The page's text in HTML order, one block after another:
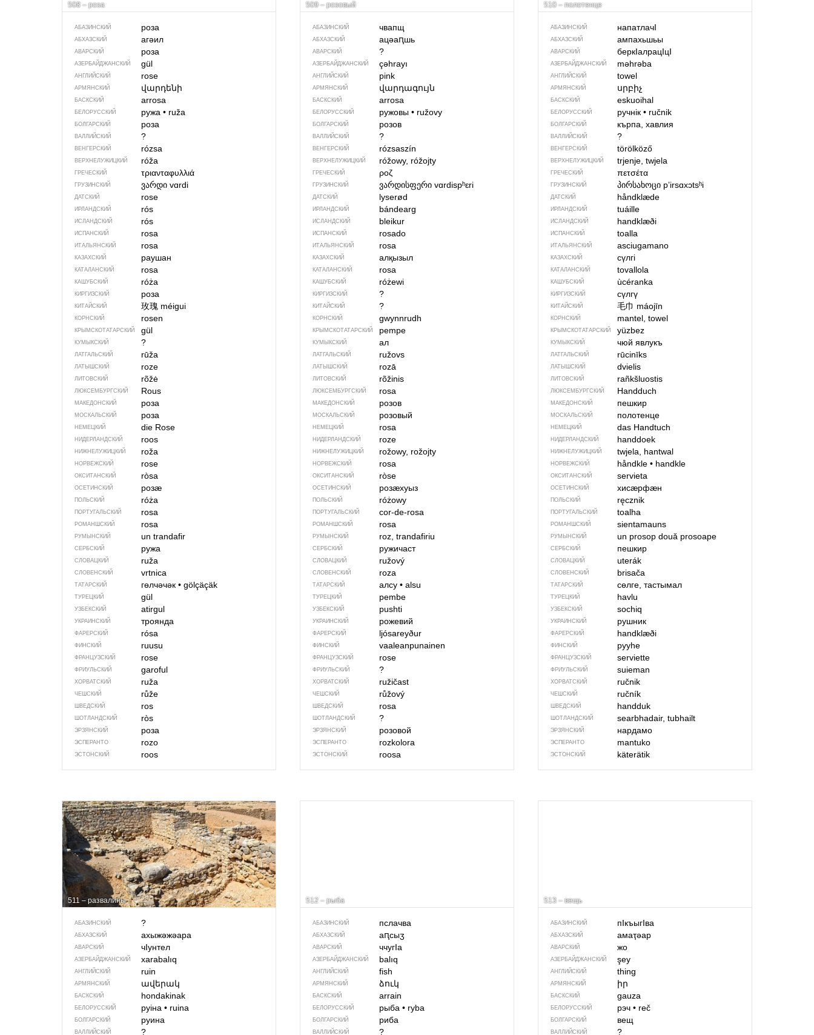
508 – роза
АБАЗИНСКИЙ роза
АБХАЗСКИЙ агәил
АВАРСКИЙ роза
АЗЕРБАЙДЖАН­СКИЙ gül
АНГЛИЙСКИЙ rose
АРМЯНСКИЙ վարդենի
БАСКСКИЙ arrosa
БЕЛОРУССКИЙ ружа •ruža
БОЛГАРСКИЙ роза
ВАЛЛИЙСКИЙ ?
ВЕНГЕРСКИЙ rózsa
ВЕРХНЕЛУЖИЦКИЙ róža
ГРЕЧЕСКИЙ τριανταφυλλιά
ГРУЗИНСКИЙ ვარდი vɑrdi
ДАТСКИЙ rose
ИРЛАНДСКИЙ rós
ИСЛАНДСКИЙ rós
ИСПАНСКИЙ rosa
ИТАЛЬЯНСКИЙ rosa
КАЗАХСКИЙ раушан
КАТАЛАНСКИЙ rosa
КАШУБСКИЙ róża
КИРГИЗСКИЙ роза
КИТАЙСКИЙ 玫瑰 méigui
КОРНСКИЙ rosen
КРЫМСКО­ТАТАРСКИЙ gül
КУМЫКСКИЙ ?
ЛАТГАЛЬСКИЙ rūža
ЛАТЫШСКИЙ roze
ЛИТОВСКИЙ rõžė
ЛЮКСЕМБУРГСКИЙ Rous
МАКЕДОНСКИЙ роза
МОСКАЛЬСКИЙ роза
НЕМЕЦКИЙ die Rose
НИДЕРЛАНДСКИЙ roos
НИЖНЕЛУЖИЦКИЙ roža
НОРВЕЖСКИЙ rose
ОКСИТАНСКИЙ ròsa
ОСЕТИНСКИЙ розӕ
ПОЛЬСКИЙ róża
ПОРТУГАЛЬСКИЙ rosa
РОМАНШСКИЙ rosa
РУМЫНСКИЙ un trandafir
СЕРБСКИЙ ружа
СЛОВАЦКИЙ ruža
СЛОВЕНСКИЙ vrtnica
ТАТАРСКИЙ гөлчәчәк •gölçäçäk
ТУРЕЦКИЙ gül
УЗБЕКСКИЙ atirgul
УКРАИНСКИЙ троянда
ФАРЕРСКИЙ rósa
ФИНСКИЙ ruusu
ФРАНЦУЗСКИЙ rose
ФРИУЛЬСКИЙ garoful
ХОРВАТСКИЙ ruža
ЧЕШСКИЙ růže
ШВЕДСКИЙ ros
ШОТЛАНДСКИЙ ròs
ЭРЗЯНСКИЙ роза
ЭСПЕРАНТО rozo
ЭСТОНСКИЙ roos
509 – розовый
АБАЗИНСКИЙ чвапщ
АБХАЗСКИЙ ацәаԥшь
АВАРСКИЙ ?
АЗЕРБАЙДЖАН­СКИЙ çəhrayı
АНГЛИЙСКИЙ pink
АРМЯНСКИЙ վարդագույն
БАСКСКИЙ arrosa
БЕЛОРУССКИЙ ружовы • ružovy
БОЛГАРСКИЙ розов
ВАЛЛИЙСКИЙ ?
ВЕНГЕРСКИЙ rózsaszín
ВЕРХНЕЛУЖИЦКИЙ róžowy, róžojty
ГРЕЧЕСКИЙ ροζ
ГРУЗИНСКИЙ ვარდისფერი vɑrdispʰɛri
ДАТСКИЙ lyserød
ИРЛАНДСКИЙ bándearg
ИСЛАНДСКИЙ bleikur
ИСПАНСКИЙ rosado
ИТАЛЬЯНСКИЙ rosa
КАЗАХСКИЙ алқызыл
КАТАЛАНСКИЙ rosa
КАШУБСКИЙ różewi
КИРГИЗСКИЙ ?
КИТАЙСКИЙ ?
КОРНСКИЙ gwynnrudh
КРЫМСКО­ТАТАРСКИЙ pempe
КУМЫКСКИЙ ал
ЛАТГАЛЬСКИЙ ružovs
ЛАТЫШСКИЙ rozā
ЛИТОВСКИЙ rõžinis
ЛЮКСЕМБУРГСКИЙ rosa
МАКЕДОНСКИЙ розов
МОСКАЛЬСКИЙ розовый
НЕМЕЦКИЙ rosa
НИДЕРЛАНДСКИЙ roze
НИЖНЕЛУЖИЦКИЙ rožowy, rožojty
НОРВЕЖСКИЙ rosa
ОКСИТАНСКИЙ ròse
ОСЕТИНСКИЙ розӕхуыз
ПОЛЬСКИЙ różowy
ПОРТУГАЛЬСКИЙ cor-de-rosa
РОМАНШСКИЙ rosa
РУМЫНСКИЙ roz, trandafiriu
СЕРБСКИЙ ружичаст
СЛОВАЦКИЙ ružový
СЛОВЕНСКИЙ roza
ТАТАРСКИЙ алсу • alsu
ТУРЕЦКИЙ pembe
УЗБЕКСКИЙ pushti
УКРАИНСКИЙ рожевий
ФАРЕРСКИЙ ljósareyður
ФИНСКИЙ vaaleanpunainen
ФРАНЦУЗСКИЙ rose
ФРИУЛЬСКИЙ ?
ХОРВАТСКИЙ ružičast
ЧЕШСКИЙ růžový
ШВЕДСКИЙ rosa
ШОТЛАНДСКИЙ ?
ЭРЗЯНСКИЙ розовой
ЭСПЕРАНТО rozkolora
ЭСТОНСКИЙ roosa
510 – полотенце
АБАЗИНСКИЙ напатлачI
АБХАЗСКИЙ ампахьшьы
АВАРСКИЙ беркIалрацIцI
АЗЕРБАЙДЖАН­СКИЙ məhrəba
АНГЛИЙСКИЙ towel
АРМЯНСКИЙ սրբիչ
БАСКСКИЙ eskuoihal
БЕЛОРУССКИЙ ручнік• ručnik
БОЛГАРСКИЙ кърпа, хавлия
ВАЛЛИЙСКИЙ ?
ВЕНГЕРСКИЙ törölköző
ВЕРХНЕЛУЖИЦКИЙ trjenje, twjela
ГРЕЧЕСКИЙ πετσέτα
ГРУЗИНСКИЙ პირსახოცი pʼirsɑxɔtsʰi
ДАТСКИЙ håndklæde
ИРЛАНДСКИЙ tuáille
ИСЛАНДСКИЙ handklæði
ИСПАНСКИЙ toalla
ИТАЛЬЯНСКИЙ asciugamano
КАЗАХСКИЙ сүлгі
КАТАЛАНСКИЙ tovallola
КАШУБСКИЙ ùcéranka
КИРГИЗСКИЙ сүлгү
КИТАЙСКИЙ 毛巾 máojīn
КОРНСКИЙ mantel, towel
КРЫМСКО­ТАТАРСКИЙ yüzbez
КУМЫКСКИЙ чюй явлукъ
ЛАТГАЛЬСКИЙ rūcinīks
ЛАТЫШСКИЙ dvielis
ЛИТОВСКИЙ rañkšluostis
ЛЮКСЕМБУРГСКИЙ Handduch
МАКЕДОНСКИЙ пешкир
МОСКАЛЬСКИЙ полотенце
НЕМЕЦКИЙ das Handtuch
НИДЕРЛАНДСКИЙ handdoek
НИЖНЕЛУЖИЦКИЙ twjela, hantwal
НОРВЕЖСКИЙ håndkle• handkle
ОКСИТАНСКИЙ servieta
ОСЕТИНСКИЙ хисӕрфӕн
ПОЛЬСКИЙ ręcznik
ПОРТУГАЛЬСКИЙ toalha
РОМАНШСКИЙ sientamauns
РУМЫНСКИЙ un prosopdouă prosoape
СЕРБСКИЙ пешкир
СЛОВАЦКИЙ uterák
СЛОВЕНСКИЙ brisača
ТАТАРСКИЙ сөлге, тастымал
ТУРЕЦКИЙ havlu
УЗБЕКСКИЙ sochiq
УКРАИНСКИЙ рушник
ФАРЕРСКИЙ handklæði
ФИНСКИЙ pyyhe
ФРАНЦУЗСКИЙ serviette
ФРИУЛЬСКИЙ suieman
ХОРВАТСКИЙ ručnik
ЧЕШСКИЙ ručník
ШВЕДСКИЙ handduk
ШОТЛАНДСКИЙ searbhadair, tubhailt
ЭРЗЯНСКИЙ нардамо
ЭСПЕРАНТО mantuko
ЭСТОНСКИЙ käterätik
511 – развалины
АБАЗИНСКИЙ ?
АБХАЗСКИЙ ахыжәжәара
АВАРСКИЙ чIунтел
АЗЕРБАЙДЖАН­СКИЙ xarabalıq
АНГЛИЙСКИЙ ruin
АРМЯНСКИЙ ավերակ
БАСКСКИЙ hondakinak
БЕЛОРУССКИЙ руіна •ruina
БОЛГАРСКИЙ руина
ВАЛЛИЙСКИЙ ?
512 – рыба
АБАЗИНСКИЙ пслачва
АБХАЗСКИЙ аԥсыӡ
АВАРСКИЙ ччугIа
АЗЕРБАЙДЖАН­СКИЙ balıq
АНГЛИЙСКИЙ fish
АРМЯНСКИЙ ձուկ
БАСКСКИЙ arrain
БЕЛОРУССКИЙ рыба • ryba
БОЛГАРСКИЙ риба
ВАЛЛИЙСКИЙ ?
513 – вещь
АБАЗИНСКИЙ пIкъыгIва
АБХАЗСКИЙ амаҭәар
АВАРСКИЙ жо
АЗЕРБАЙДЖАН­СКИЙ şey
АНГЛИЙСКИЙ thing
АРМЯНСКИЙ իր
БАСКСКИЙ gauza
БЕЛОРУССКИЙ рэч• reč
БОЛГАРСКИЙ вещ
ВАЛЛИЙСКИЙ ?